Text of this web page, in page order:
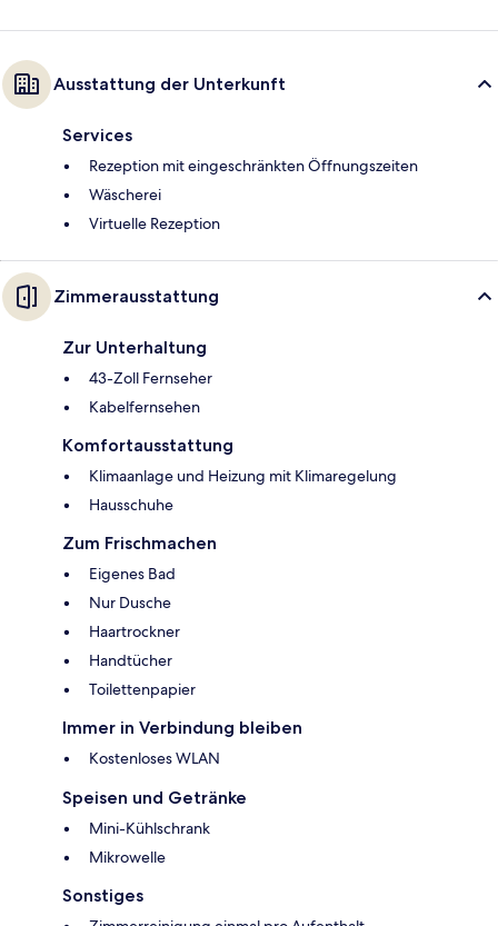
Ausstattung der Unterkunft
Services
Rezeption mit eingeschränkten Öffnungszeiten
Wäscherei
Virtuelle Rezeption
Zimmerausstattung
Zur Unterhaltung
43-Zoll Fernseher
Kabelfernsehen
Komfortausstattung
Klimaanlage und Heizung mit Klimaregelung
Hausschuhe
Zum Frischmachen
Eigenes Bad
Nur Dusche
Haartrockner
Handtücher
Toilettenpapier
Immer in Verbindung bleiben
Kostenloses WLAN
Speisen und Getränke
Mini-Kühlschrank
Mikrowelle
Sonstiges